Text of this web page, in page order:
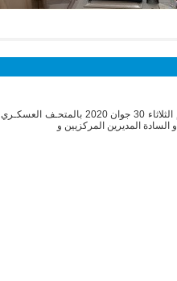
بالمتحـف العسكـري
المديرين المركزيين و